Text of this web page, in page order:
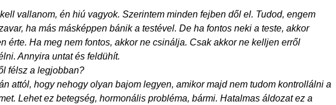
vallanom, én hiú vagyok. Szerintem minden fejben dől el. Tudod, engem
ha más másképpen bánik a testével. De ha fontos neki a teste, akkor
érte. Ha meg nem fontos, akkor ne csinálja. Csak akkor ne kelljen erről
Annyira untat és feldühít.
félsz a legjobban?
attól, hogy nehogy olyan bajom legyen, amikor majd nem tudom kontrollálni a
Lehet ez betegség, hormonális probléma, bármi. Hatalmas áldozat ez a